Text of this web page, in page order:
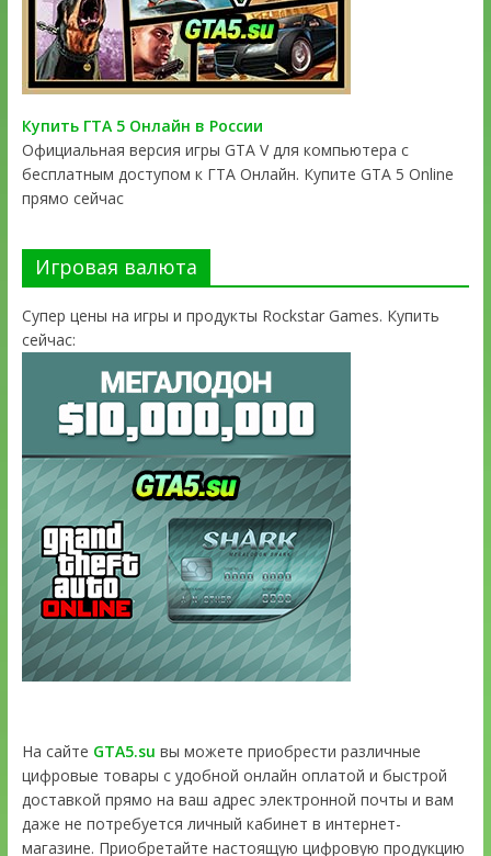
Купить ГТА 5 Онлайн в России
Официальная версия игры GTA V для компьютера с
бесплатным доступом к ГТА Онлайн. Купите GTA 5 Online
прямо сейчас
Игровая валюта
Супер цены на игры и продукты Rockstar Games. Купить
сейчас:
На сайте GTA5.su вы можете приобрести различные
цифровые товары с удобной онлайн оплатой и быстрой
доставкой прямо на ваш адрес электронной почты и вам
даже не потребуется личный кабинет в интернет-
магазине. Приобретайте настоящую цифровую продукцию